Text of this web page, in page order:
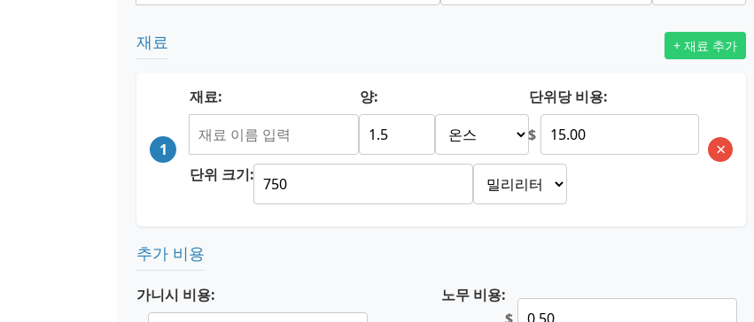
재료 + 재료 추가
1
재료: 양:
단위당 비용:
$
단위 크기:
×
추가 비용
가니시 비용:
노무 비용: